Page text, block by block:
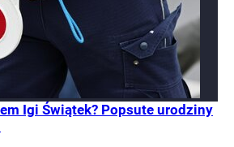
Igi Świątek? Popsute urodziny